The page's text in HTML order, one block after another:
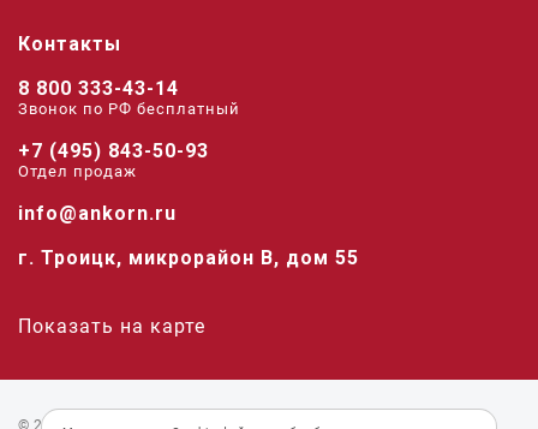
Контакты
8 800 333-43-14
Звонок по РФ беcплатный
+7 (495) 843-50-93
Отдел продаж
info@ankorn.ru
г. Троицк, микрорайон В, дом 55
Показать на карте
© 2026 «Анкорн».